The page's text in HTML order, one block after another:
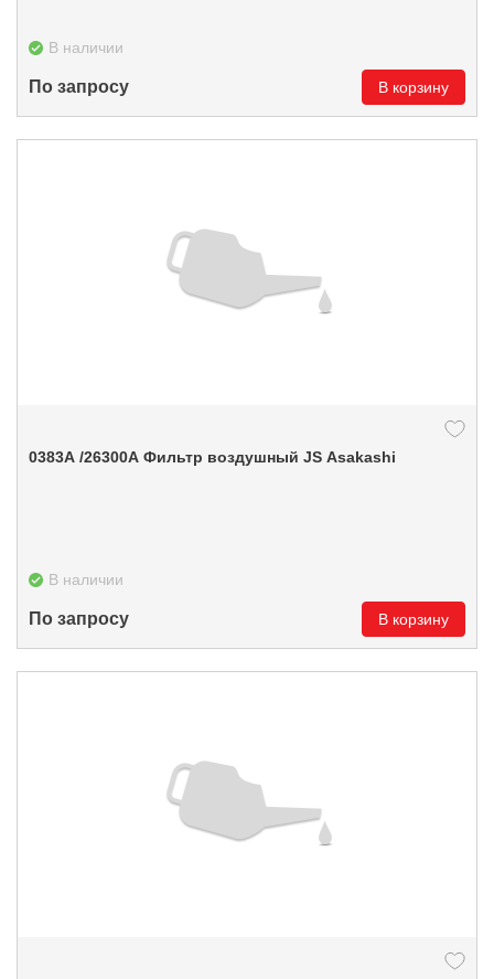
В наличии
По запросу В корзину
0383А /26300A Фильтр воздушный JS Asakashi
В наличии
По запросу В корзину